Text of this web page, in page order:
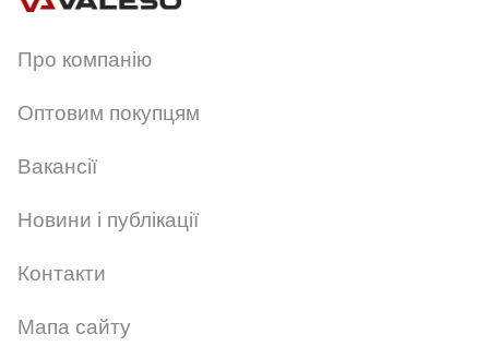
Про компанію
Оптовим покупцям
Вакансії
Новини і публікації
Контакти
Мапа сайту